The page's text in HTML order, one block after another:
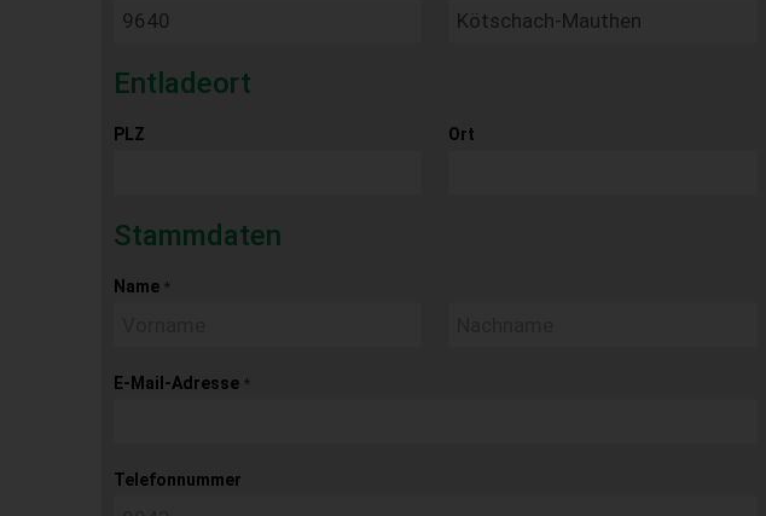
Entladeort
PLZ Ort
Stammdaten
Name *
E-Mail-Adresse *
Telefonnummer